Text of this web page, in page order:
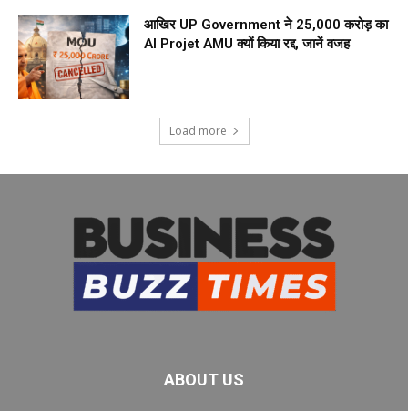
आखिर UP Government ने ₹25,000 करोड़ का
AI Projet AMU क्यों किया रद्द, जानें वजह
Load more
ABOUT US